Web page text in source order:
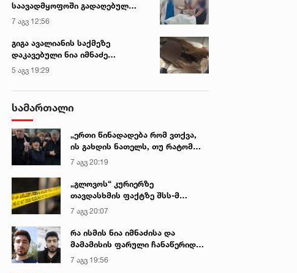
9 იან. 2023 • 7:25
„ესაა ნაღდი სიყვარულის
ამბავი...“ - გიორგი კეკელიძე
ემოციურ პოსტს აქვეყნებს
9 იან. 2023 • 10:26
- „ეს ეხება როგორც
საავადმყოფოში გადაღებულ
კადრებს ავრცელებს
7 აგვ 12:56
გიგა ავალიანის საქმეზე
დაკავებული ნია იმნაძე
კლინიკაში გადაჰყავთ
5 აგვ 19:29
სამართალი
„ერთი წინადადება რომ ვთქვა,
ის გახდის ნათელს, თუ რატომ
იყო ნია იმნაძე წამქეზებელი...“ -
გიგა ავალიანის დედა
7 აგვ 20:19
„გლოვოს“ კურიერზე
თავდასხმის ფაქტზე შსს-მ
გამოძიება დაიწყო
7 აგვ 20:07
რა ისმის ნია იმნაძისა და
მამამისის ფარული ჩანაწერიდან
- გიგა ავალიანის მკვლელობის
საქმე
7 აგვ 19:56